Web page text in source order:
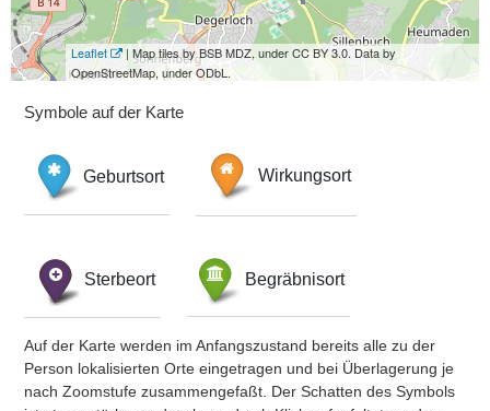
Leaflet
| Map tiles by BSB MDZ, under CC BY 3.0. Data by
OpenStreetMap, under ODbL.
Symbole auf der Karte
Geburtsort Wirkungsort
Sterbeort Begräbnisort
Auf der Karte werden im Anfangszustand bereits alle zu der
Person lokalisierten Orte eingetragen und bei Überlagerung je
nach Zoomstufe zusammengefaßt. Der Schatten des Symbols